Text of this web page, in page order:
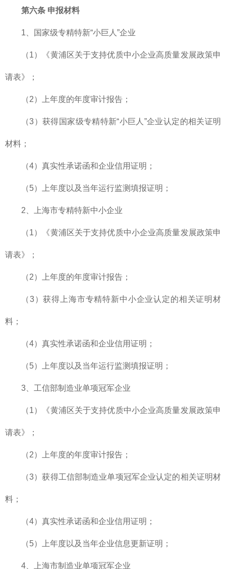
第六条 申报材料
1、国家级专精特新“小巨人”企业
（1）《黄浦区关于支持优质中小企业高质量发展政策申
请表》；
（2）上年度的年度审计报告；
（3）获得国家级专精特新“小巨人”企业认定的相关证明
材料；
（4）真实性承诺函和企业信用证明；
（5）上年度以及当年运行监测填报证明；
2、上海市专精特新中小企业
（1）《黄浦区关于支持优质中小企业高质量发展政策申
请表》；
（2）上年度的年度审计报告；
（3）获得上海市专精特新中小企业认定的相关证明材
料；
（4）真实性承诺函和企业信用证明；
（5）上年度以及当年运行监测填报证明；
3、工信部制造业单项冠军企业
（1）《黄浦区关于支持优质中小企业高质量发展政策申
请表》；
（2）上年度的年度审计报告；
（3）获得工信部制造业单项冠军企业认定的相关证明材
料；
（4）真实性承诺函和企业信用证明；
（5）上年度以及当年企业信息更新证明；
4、上海市制造业单项冠军企业